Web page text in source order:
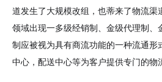
道发生了大规模改组，也蒂来了物流渠
领域出现一多级经销制、金级代理制、
制应被视为具有商流功能的一种流通形
中心，配送中心等为客户提供专门的物